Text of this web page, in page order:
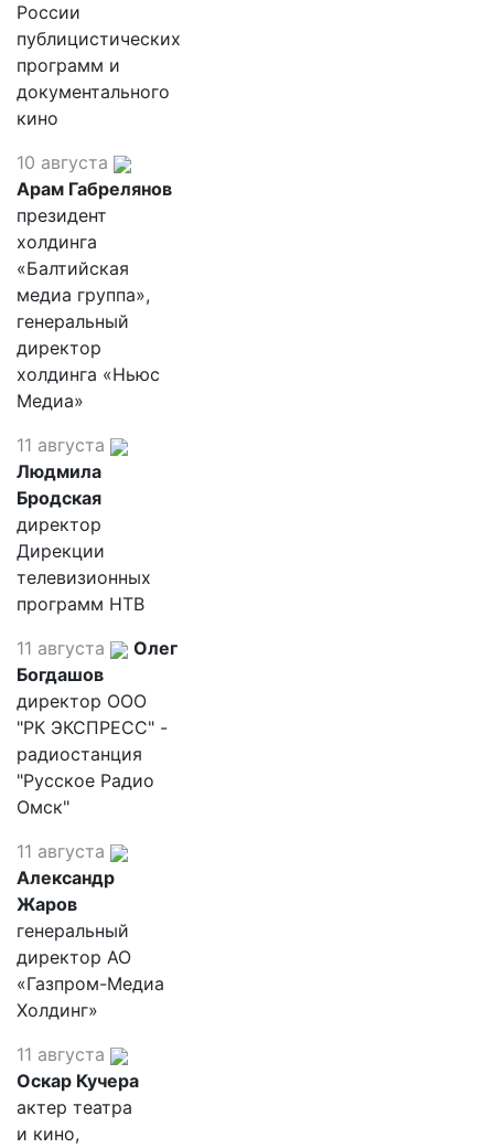
России
публицистических
программ и
документального
кино
10 августа
Арам Габрелянов
президент
холдинга
«Балтийская
медиа группа»,
генеральный
директор
холдинга «Ньюс
Медиа»
11 августа
Людмила
Бродская
директор
Дирекции
телевизионных
программ НТВ
11 августа
Олег
Богдашов
директор ООО
"РК ЭКСПРЕСС" -
радиостанция
"Русское Радио
Омск"
11 августа
Александр
Жаров
генеральный
директор АО
«Газпром-Медиа
Холдинг»
11 августа
Оскар Кучера
актер театра
и кино,